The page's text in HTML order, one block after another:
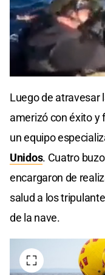
of
seconds
Luego de atravesar
amerizó con éxito y
un equipo
Unidos. Cuatro
encargaron de
salud a los
de la nave.